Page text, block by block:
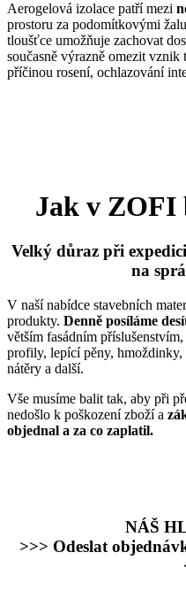
Aerogelová izolace patří mezi
prostoru za podomítkovými
tloušťce umožňuje zachovat
současně výrazně omezit
příčinou rosení, ochlazování
Jak v ZOFI
Velký důraz při
na
V naší nabídce stavebních
produkty. Denně posíláme
větším fasádním
profily, lepící pěny,
nátěry a další.
Vše musíme balit tak, aby při
nedošlo k poškození zboží a
objednal a za co zaplatil.
NÁŠ
>>> Odeslat